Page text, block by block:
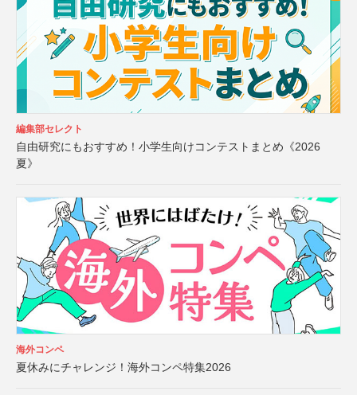
編集部セレクト
自由研究にもおすすめ！小学生向けコンテストまとめ《2026
夏》
海外コンペ
夏休みにチャレンジ！海外コンペ特集2026